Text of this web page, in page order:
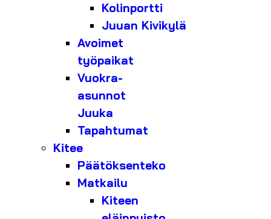
Kolinportti
Juuan Kivikylä
Avoimet
työpaikat
Vuokra-
asunnot
Juuka
Tapahtumat
Kitee
Päätöksenteko
Matkailu
Kiteen